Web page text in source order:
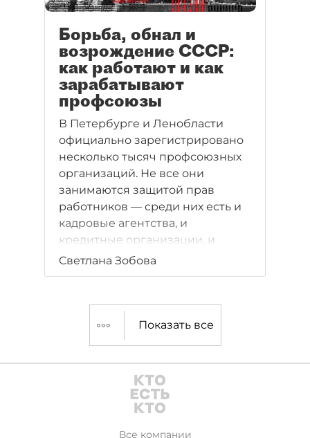
Борьба, обнал и
возрождение СССР:
как работают и как
зарабатывают
профсоюзы
В Петербурге и Ленобласти
официально зарегистрировано
несколько тысяч профсоюзных
организаций. Не все они
занимаются защитой прав
работников — среди них есть и
кадровые агентства, и
кредитные организации, и
юрфирмы, и даже финансовые
"прокладки". "ДП" исследовал,
занимаются, кому приносят
пользу и как с ними борются
работодатели.
Светлана Зобова
Показать все
Все компании